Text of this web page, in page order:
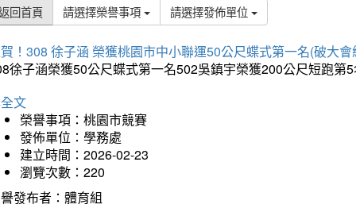
回首頁 請選擇榮譽事項 請選擇發佈單位
！308 徐子涵 榮獲桃園市中小聯運50公尺蝶式第一名(破大會
徐子涵榮獲50公尺蝶式第一名502吳鎮宇榮獲200公尺短跑
文
榮譽事項：桃園市競賽
發佈單位：學務處
建立時間：2026-02-23
瀏覽次數：220
發布者：體育組